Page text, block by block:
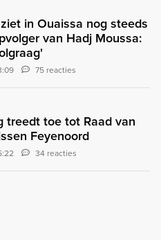
in Ouaissa nog steeds
van Hadj Moussa:
75 reacties
treedt toe tot Raad van
Feyenoord
34 reacties